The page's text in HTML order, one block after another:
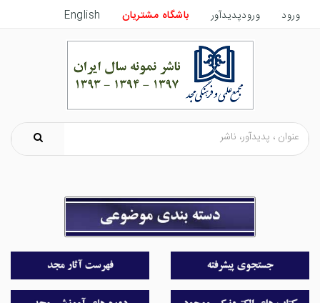
ورود ورودپدیدآور باشگاه مشتریان English